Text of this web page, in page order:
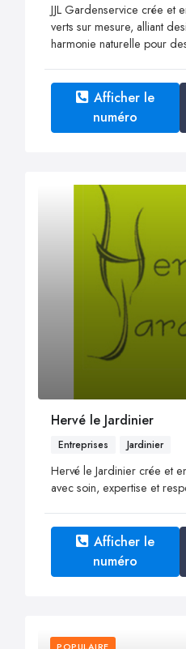
JJL Gardenservice crée et
verts sur mesure, alliant
harmonie naturelle pour
Afficher le
numéro
Hervé le Jardinier
Entreprises Jardinier
Hervé le Jardinier crée et
avec soin, expertise et
Afficher le
numéro
POPULAIRE